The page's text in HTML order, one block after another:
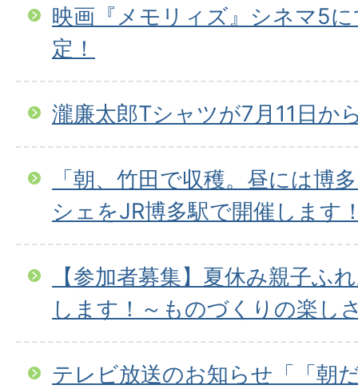
映画『メモリィズ』シネマ5
定！
瀧廉太郎Tシャツが7月11日か
「朝、竹田で収穫。昼には博
シェをJR博多駅で開催します
【参加者募集】夏休み親子ふ
します！～ものづくりの楽し
テレビ放送のお知らせ「「朝